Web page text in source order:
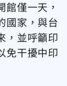
館僅一天，
國家，與台
，並呼籲印
免干擾中印